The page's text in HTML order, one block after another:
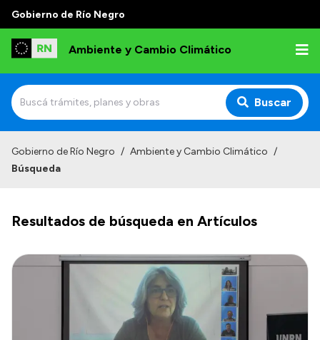
Gobierno de Río Negro
Ambiente y Cambio Climático
Buscar
Autoridades
Gobierno de Río Negro / Ambiente y Cambio Climático /
Búsqueda
Resultados de búsqueda en Artículos